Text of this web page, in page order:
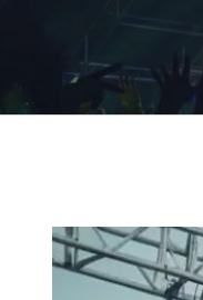
Ingrandisci
immagine